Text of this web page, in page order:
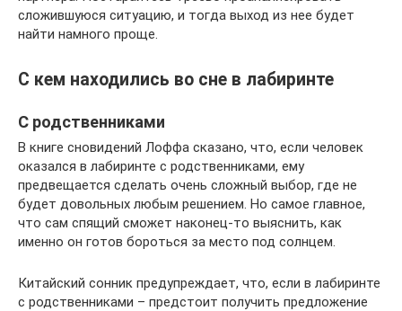
сложившуюся ситуацию, и тогда выход из нее будет
найти намного проще.
С кем находились во сне в лабиринте
С родственниками
В книге сновидений Лоффа сказано, что, если человек
оказался в лабиринте с родственниками, ему
предвещается сделать очень сложный выбор, где не
будет довольных любым решением. Но самое главное,
что сам спящий сможет наконец-то выяснить, как
именно он готов бороться за место под солнцем.
Китайский сонник предупреждает, что, если в лабиринте
с родственниками – предстоит получить предложение